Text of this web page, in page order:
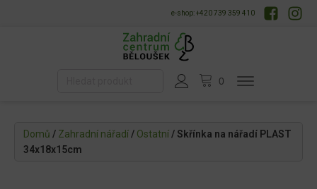
e-shop: +420 739 359 410
Domů / Zahradní nářadí/ Ostatní/ Skřínka na nářadí PLAST
34x18x15cm